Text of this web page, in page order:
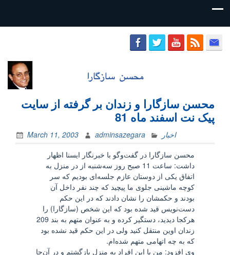
محسن
سازگارا
محسن سازگارا و زندان بر گرفته از سایت
پیک نت اسفند ماه 81
March 11, 2003 adminsazegara
اخبار
محسن سازگارا در گفت‌وگو با خبرنگار ايسنا اظهار
داشت: ساعت 11 صبح روز سه‌شنبه از در منزل به
اتفاق يكی از دوستان عازم جلسه‌ای بوديم كه سر
كوچه ماشينی جلوی ما پيچيد كه چند نفر داخل آن
بودند و حكمشان را نشان دادند كه در اين حكم
دست‌نويس قيد شده بود كه اين شخص (سازگارا) را
هركجا ديديد، دستگير كرده و به عنوان متهم به بند 209
زندان اوين منتقل كنيد ولی در اين حكم قيد نشده بود
كه به چه اتهامی متهم شده‌ام.
وی افزود: من با اين افراد به منزل بازگشتم و در آن‌جا